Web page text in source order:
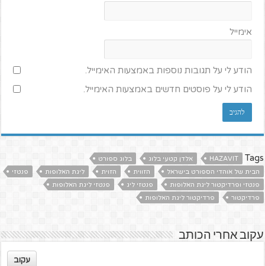
אימייל
הודע לי על תגובות נוספות באמצעות האימייל.
הודע לי על פוסטים חדשים באמצעות האימייל.
Tags
HAZAVIT אלדן קטעי בלוג
בלוג ספורט
הבית של אוהדי הספורט בישראל
הזווית הזוית ליגת האלופות
פנטזי
פנטזי ופרדיקטור ליגת האלופות
פנטזי ליג
פנטזי ליגת האלופות
פרדיקטור
פרדיקטור ליגת האלופות
עקוב אחרי הכותב
עקוב